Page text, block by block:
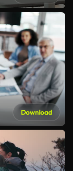
Download